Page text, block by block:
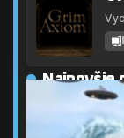
Najnovšie